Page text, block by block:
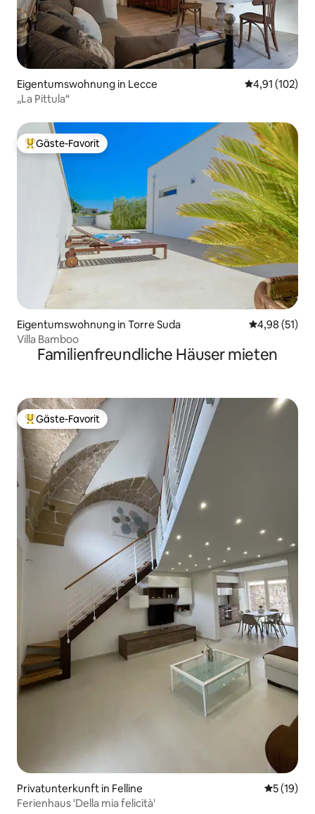
Eigentumswohnung in Lecce
4,91 (102)
„La Pittula“
Beliebter Gäste-Favorit.
Gäste-Favorit
Eigentumswohnung in Torre Suda
4,98 (51)
Villa Bamboo
Familienfreundliche Häuser mieten
Beliebter Gäste-Favorit.
Gäste-Favorit
Privatunterkunft in Felline
5 (19)
Ferienhaus 'Della mia felicità'